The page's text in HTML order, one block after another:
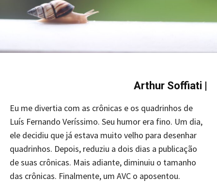
Arthur Soffiati
Eu me divertia com as crônicas e os quadrinhos de
Luís Fernando Veríssimo. Seu humor era fino. Um dia,
ele decidiu que já estava muito velho para desenhar
quadrinhos. Depois, reduziu a dois dias a publicação
de suas crônicas. Mais adiante, diminuiu o tamanho
das crônicas. Finalmente, um AVC o aposentou.